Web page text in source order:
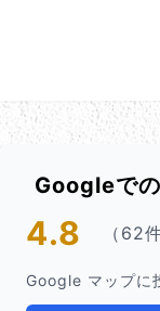
Googleで
4.8 （62
Google マップに